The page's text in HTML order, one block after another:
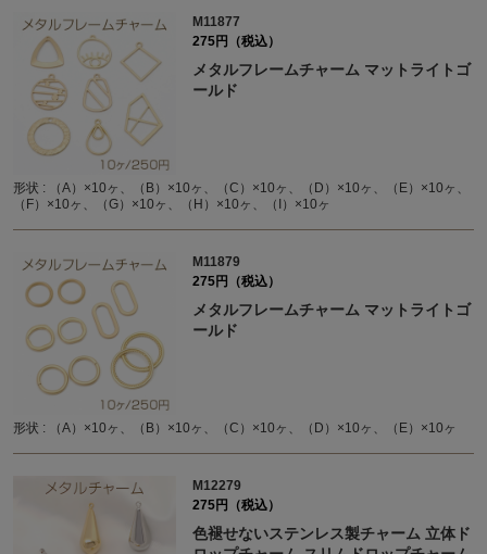
M11877
275円（税込）
メタルフレームチャーム マットライトゴ
ールド
形状 : （A）×10ヶ、（B）×10ヶ、（C）×10ヶ、（D）×10ヶ、（E）×10ヶ、
（F）×10ヶ、（G）×10ヶ、（H）×10ヶ、（I）×10ヶ
M11879
275円（税込）
メタルフレームチャーム マットライトゴ
ールド
形状 : （A）×10ヶ、（B）×10ヶ、（C）×10ヶ、（D）×10ヶ、（E）×10ヶ
M12279
275円（税込）
色褪せないステンレス製チャーム 立体ド